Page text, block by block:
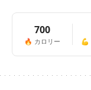
700
🔥 カロリー 💪